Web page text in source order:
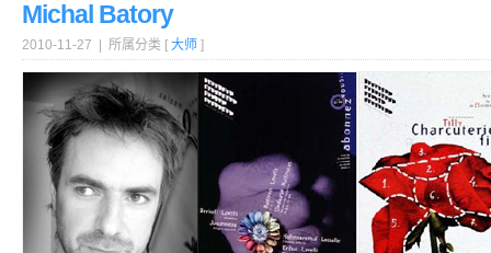
Michal Batory
2010-11-27 | 所属分类 [ 大师 ]